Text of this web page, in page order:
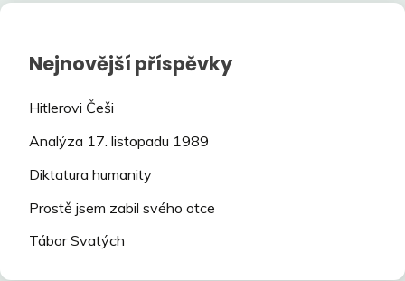
Nejnovější příspěvky
Hitlerovi Češi
Analýza 17. listopadu 1989
Diktatura humanity
Prostě jsem zabil svého otce
Tábor Svatých